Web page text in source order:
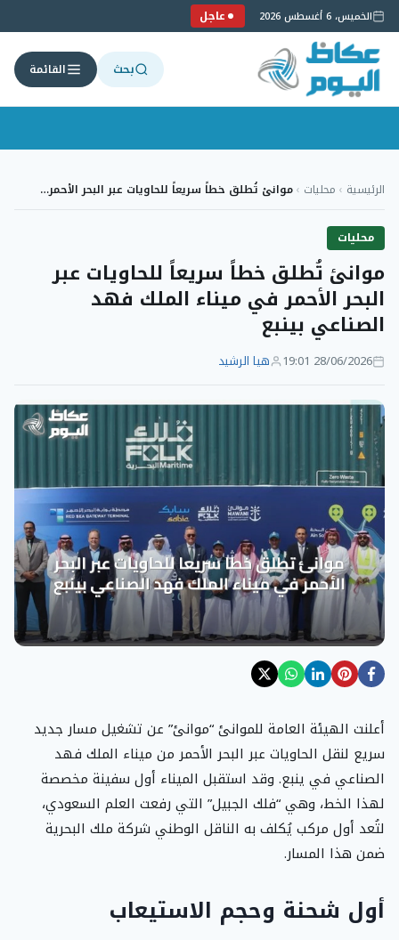
الخميس، 6 أغسطس 2026 عاجل
بحث القائمة
إلىالرئيسية › محليات ›موانئ تُطلق خطاً سريعاً للحاويات عبر البحر الأحمر…
محليات
موانئ تُطلق خطاً سريعاً للحاويات عبر
البحر الأحمر في ميناء الملك فهد
الصناعي بينبع
28/06/2026 19:01 هيا الرشيد
أعلنت الهيئة العامة للموانئ “موانئ” عن تشغيل مسار جديد
سريع لنقل الحاويات عبر البحر الأحمر من ميناء الملك فهد
الصناعي في ينبع. وقد استقبل الميناء أول سفينة مخصصة
لهذا الخط، وهي “فلك الجبيل” التي رفعت العلم السعودي،
لتُعد أول مركب يُكلف به الناقل الوطني شركة ملك البحرية
ضمن هذا المسار.
أول شحنة وحجم الاستيعاب